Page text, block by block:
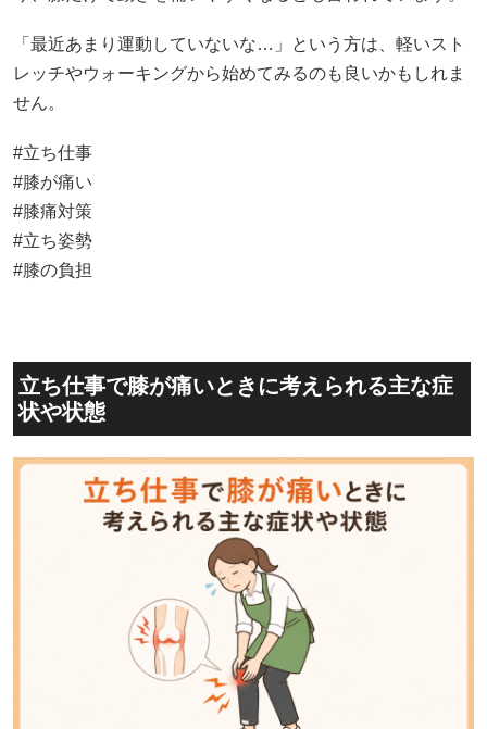
「最近あまり運動していないな…」という方は、軽いスト
レッチやウォーキングから始めてみるのも良いかもしれま
せん。
#立ち仕事
#膝が痛い
#膝痛対策
#立ち姿勢
#膝の負担
立ち仕事で膝が痛いときに考えられる主な症
状や状態